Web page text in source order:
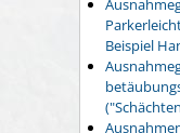
Beispiel